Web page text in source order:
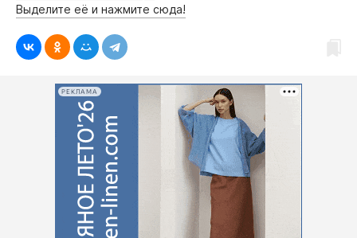
Выделите её и нажмите сюда!
РЕКЛАМА